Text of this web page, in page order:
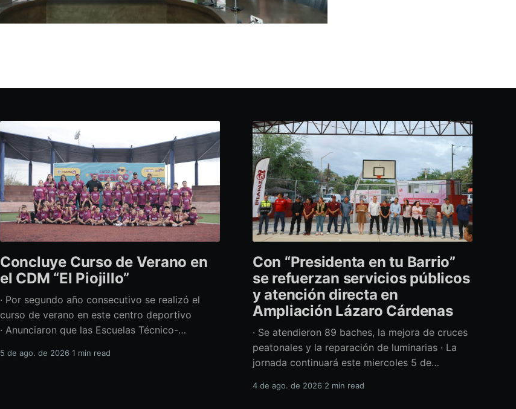
Concluye Curso de Verano en
el CDM “El Piojillo”
· Por segundo año consecutivo se realizó el
curso de verano en este centro deportivo
· Anunciaron que las Escuelas Técnico-
actividades el próximo 24 de agosto Con una
5 de ago. de 2026 1 min read
Con “Presidenta en tu Barrio”
se refuerzan servicios públicos
y atención directa en
Ampliación Lázaro Cárdenas
· Se atendieron 89 baches, la mejora de cruces
peatonales y la reparación de luminarias · La
jornada continuará este miercoles 5 de
ante la temporada de lluvias Con el retiro de
4 de ago. de 2026 2 min read